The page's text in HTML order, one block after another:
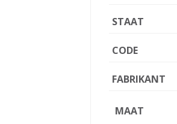
STAAT
CODE
FABRIKANT
MAAT